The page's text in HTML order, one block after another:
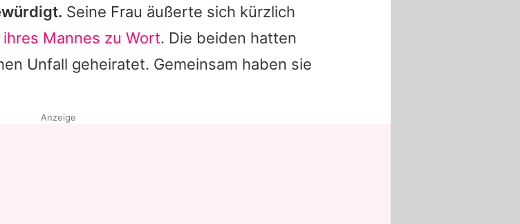
Seine Frau äußerte sich kürzlich
ihres Mannes zu Wort. Die beiden hatten
Unfall geheiratet. Gemeinsam haben sie
Anzeige